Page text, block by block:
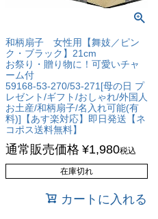
和柄扇子 女性用【舞妓／ピン
ク・ブラック】21cm
お祭り・贈り物に！可愛いチャ
ーム付
59168-53-270/53-271[母の日 プ
レゼント/ギフト/おしゃれ/外国人
お土産/和柄扇子/名入れ可能(有
料)]【あす楽対応】即日発送【ネ
コポス送料無料】
通常販売価格 ¥1,980税込
在庫切れ
カートに入れる